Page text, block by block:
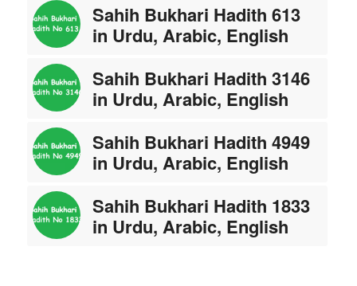
Sahih Bukhari Hadith 613
in Urdu, Arabic, English
Sahih Bukhari Hadith 3146
in Urdu, Arabic, English
Sahih Bukhari Hadith 4949
in Urdu, Arabic, English
Sahih Bukhari Hadith 1833
in Urdu, Arabic, English